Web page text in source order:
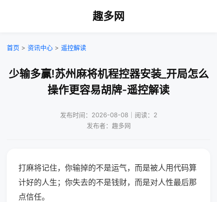
趣多网
首页 > 资讯中心 > 遥控解读
少输多赢!苏州麻将机程控器安装_开局怎么
操作更容易胡牌-遥控解读
发布时间：2026-08-08｜阅读：2
发布者：趣多网
打麻将记住，你输掉的不是运气，而是被人用代码算
计好的人生；你失去的不是钱财，而是对人性最后那
点信任。